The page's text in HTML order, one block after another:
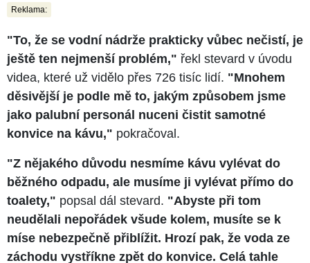
Reklama:
"To, že se vodní nádrže prakticky vůbec nečistí, je
ještě ten nejmenší problém," řekl stevard v úvodu
videa, které už vidělo přes 726 tisíc lidí. "Mnohem
děsivější je podle mě to, jakým způsobem jsme
jako palubní personál nuceni čistit samotné
konvice na kávu," pokračoval.
"Z nějakého důvodu nesmíme kávu vylévat do
běžného odpadu, ale musíme ji vylévat přímo do
toalety," popsal dál stevard. "Abyste při tom
neudělali nepořádek všude kolem, musíte se k
míse nebezpečně přiblížit. Hrozí pak, že voda ze
záchodu vystříkne zpět do konvice. Celá tahle